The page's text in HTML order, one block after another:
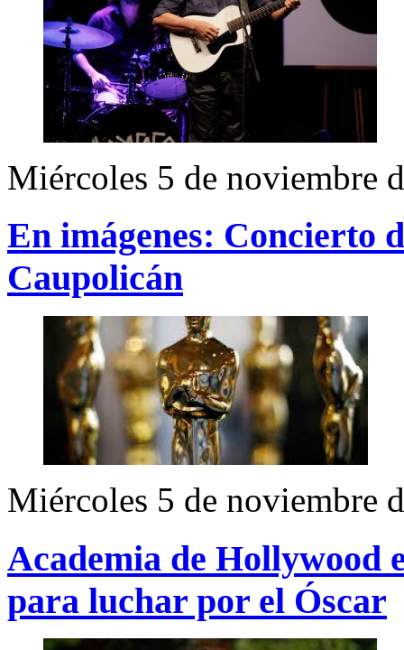
Miércoles 5 de noviembre
En imágenes: Concierto
Caupolicán
Miércoles 5 de noviembre
Academia de Hollywood
para luchar por el Óscar